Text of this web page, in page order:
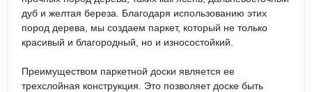
дуб и желтая береза. Благодаря использованию этих
пород дерева, мы создаем паркет, который не только
красивый и благородный, но и износостойкий.
Преимуществом паркетной доски является ее
трехслойная конструкция. Это позволяет доске быть